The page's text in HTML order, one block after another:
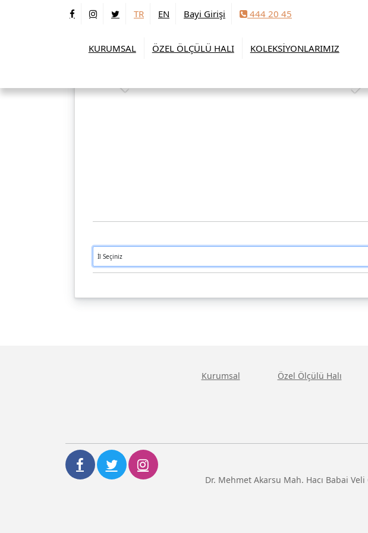
TR EN Bayi Girişi 444 20 45
KURUMSAL ÖZEL ÖLÇÜLÜ HALI KOLEKSİYONLARIMIZ
Kurumsal Özel Ölçülü Halı
Dr. Mehmet Akarsu Mah. Hacı Babai